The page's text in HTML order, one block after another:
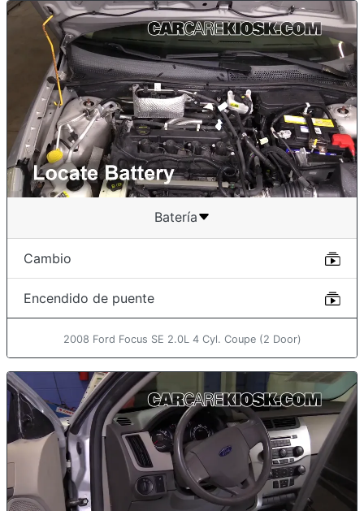
Batería
Cambio
Encendido de puente
2008 Ford Focus SE 2.0L 4 Cyl. Coupe (2 Door)